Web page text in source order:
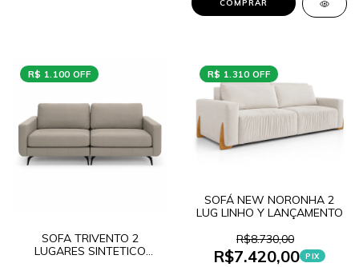
COMPRAR
R$ 1.100 OFF
SOFA TRIVENTO 2
LUGARES SINTETICO
R$ 1.310 OFF
SOFÁ NEW NORONHA 2
LUG LINHO Y LANÇAMENTO
R$8.730,00
R$7.420,00 PIX